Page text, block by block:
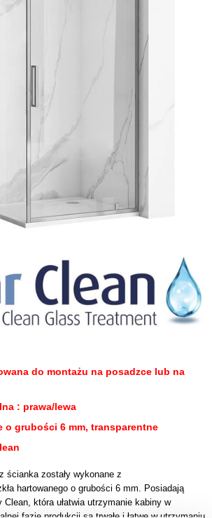
do montażu na posadzce lub na
: prawa/lewa
o grubości 6 mm, transparentne
ścianka zostały wykonane z
hartowanego o grubości 6 mm. Posiadają
Clean, która ułatwia utrzymanie kabiny w